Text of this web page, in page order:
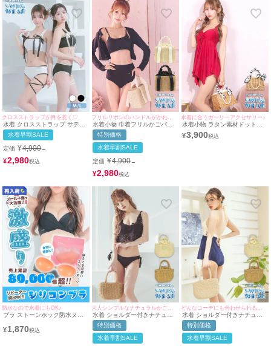
クロスストラップが目を惹く♡
水着 クロスストラップ サテン
リボンパイピング ビスチェ ギ
ャル ビキニ (ホワイト/聖菜着
用)(ブラック/雨宮由乙花着用)
水着早割SALE
定価 ¥4,900→
¥2,980
フリルリボンのハンドルがかわいい♪
水着小物 巾着フリルかごバッ
グ
特別価格
水着早割SALE
定価 ¥4,900→
¥2,980
水着に合うガーリーアクセサリー♪
水着小物 ラタン素材ドットス
カーフ×パールチャーム付きか
ごバッグ
¥3,900
防水なので水着にもOK♪
ブラ ストーンホック防水ヌー
¥1,870
大人シンプルなナチュラルかごバッグ♪
水着 ショルダー付きナチュラ
ルペーパーかごバッグ
特別価格
水着早割SALE
水着 ショルダー付きナチュラ
ルトートメッシュかごバッグ
特別価格
水着早割SALE